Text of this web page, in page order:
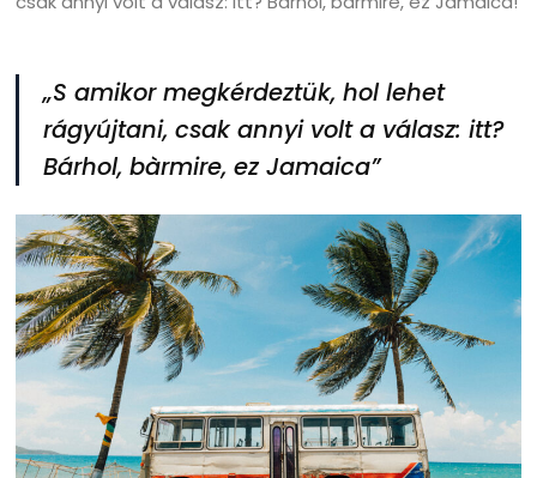
„S amikor megkérdeztük, hol lehet
rágyújtani, csak annyi volt a válasz: itt?
Bárhol, bàrmire, ez Jamaica”